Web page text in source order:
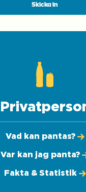
Skicka in
Vad kan pantas?
Var kan jag panta?
Fakta & Statistik